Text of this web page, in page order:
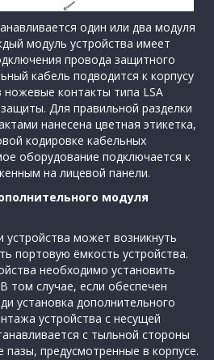
один или два модуля
модуль устройства имеет
провода защитного
кабель подводится к корпусу
ножевые контакты типа LSA
Для правильной разделки
нанесена цветная этикетка,
кодировке кабельных
оборудование подключается к
на лицевой панели.
модуля
устройства может возникнуть
портовую ёмкость устройства.
необходимо установить
том случае, если обеспечен
установка дополнительного
устройства с несущей
с тыльной стороны
предусмотренные в корпусе.